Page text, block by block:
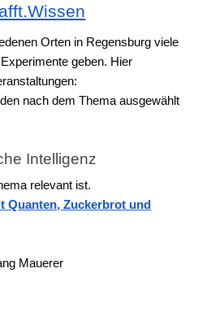
Orten in Regensburg viele
geben. Hier
nach dem Thema ausgewählt
Intelligenz
relevant ist.
Quanten, Zuckerbrot und
Mauerer